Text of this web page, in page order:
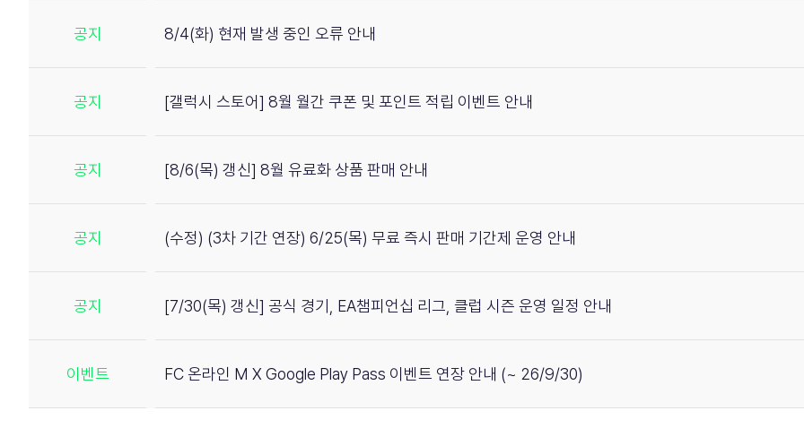
공지 8/4(화) 현재 발생 중인 오류 안내
공지 [갤럭시 스토어] 8월 월간 쿠폰 및 포인트 적립 이벤트 안내
공지 [8/6(목) 갱신] 8월 유료화 상품 판매 안내
공지 (수정) (3차 기간 연장) 6/25(목) 무료 즉시 판매 기간제 운영 안내
공지 [7/30(목) 갱신] 공식 경기, EA챔피언십 리그, 클럽 시즌 운영 일정 안내
이벤트 FC 온라인 M X Google Play Pass 이벤트 연장 안내 (~ 26/9/30)